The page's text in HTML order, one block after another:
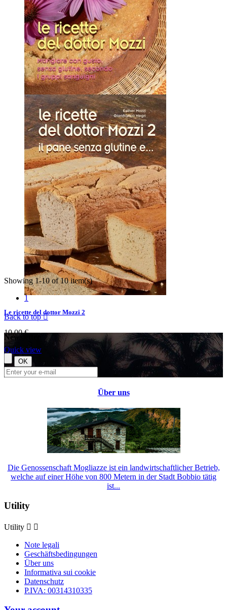
Le ricette del dottor Mozzi
10,00 €
Quick view
Le ricette del dottor Mozzi 2
10,00 €
Quick view
Showing 1-10 of 10 item(s)
1
Back to top
Newsletter
Über uns
Die Genossenschaft Mogliazze ist ein landwirtschaftlicher Betrieb,
welche auf einer Höhe von 800 Metern in der Stadt Bobbio tätig
ist...
Utility
Utility  
Note legali
Geschäftsbedingungen
Über uns
Informativa sui cookie
Datenschutz
P.IVA: 00314310335